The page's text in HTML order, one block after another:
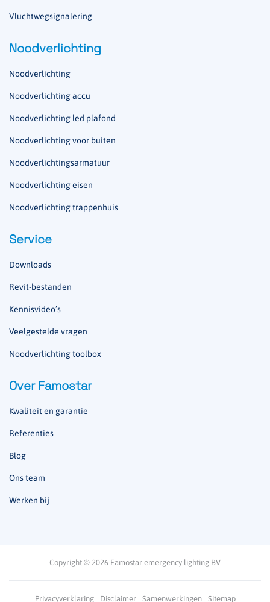
Vluchtwegsignalering
Noodverlichting
Noodverlichting
Noodverlichting accu
Noodverlichting led plafond
Noodverlichting voor buiten
Noodverlichtingsarmatuur
Noodverlichting eisen
Noodverlichting trappenhuis
Service
Downloads
Revit-bestanden
Kennisvideo’s
Veelgestelde vragen
Noodverlichting toolbox
Over Famostar
Kwaliteit en garantie
Referenties
Blog
Ons team
Werken bij
Copyright © 2026 Famostar emergency lighting BV
Privacyverklaring Disclaimer Samenwerkingen Sitemap